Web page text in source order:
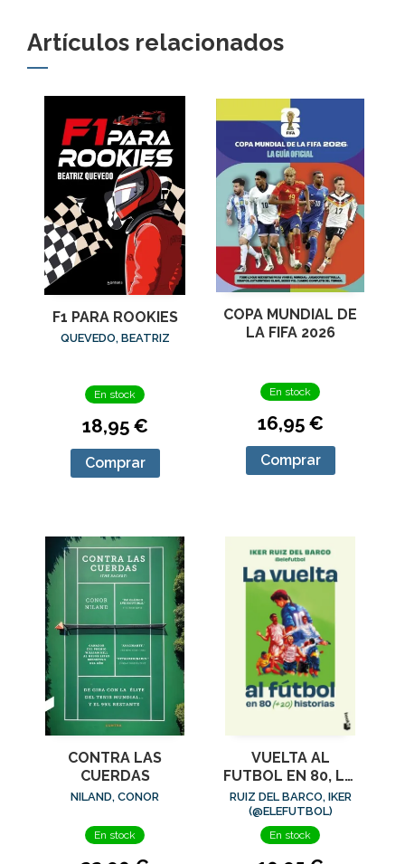
Artículos relacionados
F1 PARA ROOKIES
QUEVEDO, BEATRIZ
En stock
18,95 €
Comprar
COPA MUNDIAL DE
LA FIFA 2026
En stock
16,95 €
Comprar
CONTRA LAS
CUERDAS
NILAND, CONOR
En stock
VUELTA AL
FUTBOL EN 80, LA.
(+20) HISTORIAS
RUIZ DEL BARCO, IKER
(@ELEFUTBOL)
En stock